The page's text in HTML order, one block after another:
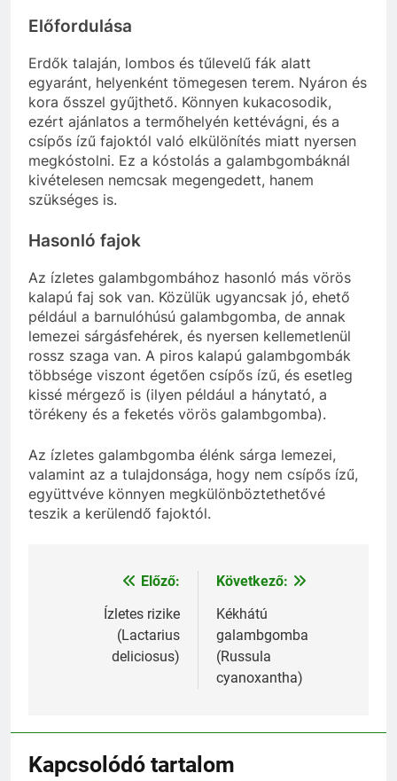
Előfordulása
Erdők talaján, lombos és tűlevelű fák alatt
egyaránt, helyenként tömegesen terem. Nyáron és
kora ősszel gyűjthető. Könnyen kukacosodik,
ezért ajánlatos a termőhelyén kettévágni, és a
csípős ízű fajoktól való elkülönítés miatt nyersen
megkóstolni. Ez a kóstolás a galambgombáknál
kivételesen nemcsak megengedett, hanem
szükséges is.
Hasonló fajok
Az ízletes galambgombához hasonló más vörös
kalapú faj sok van. Közülük ugyancsak jó, ehető
például a barnulóhúsú galambgomba, de annak
lemezei sárgásfehérek, és nyersen kellemetlenül
rossz szaga van. A piros kalapú galambgombák
többsége viszont égetően csípős ízű, és esetleg
kissé mérgező is (ilyen például a hánytató, a
törékeny és a feketés vörös galambgomba).
Az ízletes galambgomba élénk sárga lemezei,
valamint az a tulajdonsága, hogy nem csípős ízű,
együttvéve könnyen megkülönböztethetővé
teszik a kerülendő fajoktól.
Bejegyzés
navigáció
Előző:
Ízletes rizike
(Lactarius
deliciosus)
Következő:
Kékhátú
galambgomba
(Russula
cyanoxantha)
Kapcsolódó tartalom